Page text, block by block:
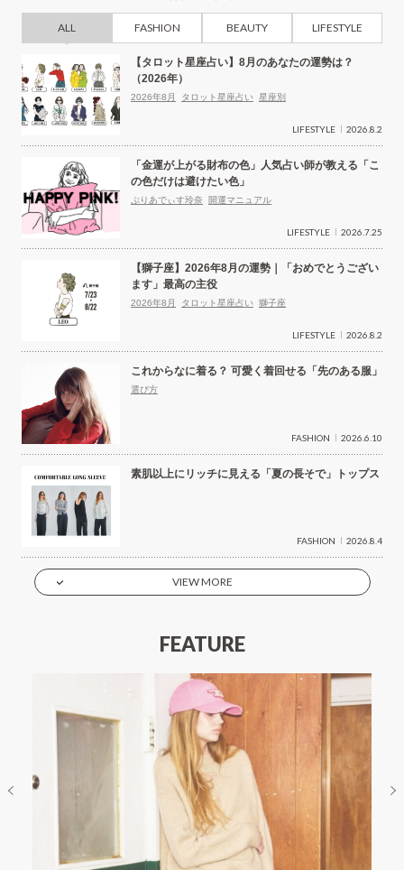
ョ
ン
ALL FASHION BEAUTY LIFESTYLE
【タロット星座占い】8月のあなたの運勢は？
（2026年）
2026年8月 タロット星座占い 星座別
LIFESTYLE 2026.8.2
「金運が上がる財布の色」人気占い師が教える「こ
の色だけは避けたい色」
ぷりあでぃす玲奈 開運マニュアル
LIFESTYLE 2026.7.25
【獅子座】2026年8月の運勢｜「おめでとうござい
ます」最高の主役
2026年8月 タロット星座占い 獅子座
LIFESTYLE 2026.8.2
これからなに着る？ 可愛く着回せる「先のある服」
選び方
FASHION 2026.6.10
素肌以上にリッチに見える「夏の長そで」トップス
FASHION 2026.8.4
VIEW MORE
FEATURE